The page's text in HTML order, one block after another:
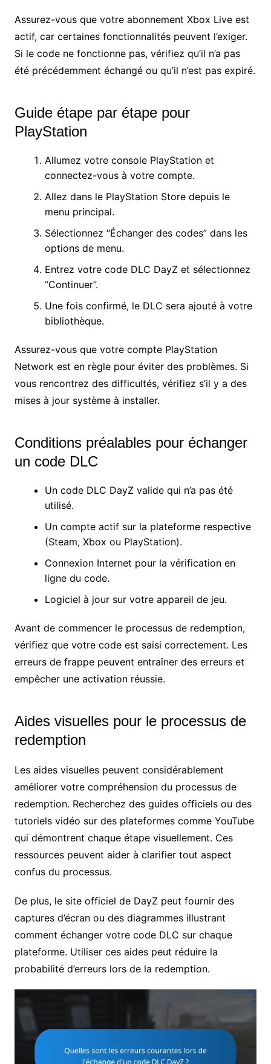
Assurez-vous que votre abonnement Xbox Live est
actif, car certaines fonctionnalités peuvent l’exiger.
Si le code ne fonctionne pas, vérifiez qu’il n’a pas
été précédemment échangé ou qu’il n’est pas expiré.
Guide étape par étape pour
PlayStation
Allumez votre console PlayStation et
connectez-vous à votre compte.
Allez dans le PlayStation Store depuis le
menu principal.
Sélectionnez “Échanger des codes” dans les
options de menu.
Entrez votre code DLC DayZ et sélectionnez
“Continuer”.
Une fois confirmé, le DLC sera ajouté à votre
bibliothèque.
Assurez-vous que votre compte PlayStation
Network est en règle pour éviter des problèmes. Si
vous rencontrez des difficultés, vérifiez s’il y a des
mises à jour système à installer.
Conditions préalables pour échanger
un code DLC
Un code DLC DayZ valide qui n’a pas été
utilisé.
Un compte actif sur la plateforme respective
(Steam, Xbox ou PlayStation).
Connexion Internet pour la vérification en
ligne du code.
Logiciel à jour sur votre appareil de jeu.
Avant de commencer le processus de redemption,
vérifiez que votre code est saisi correctement. Les
erreurs de frappe peuvent entraîner des erreurs et
empêcher une activation réussie.
Aides visuelles pour le processus de
redemption
Les aides visuelles peuvent considérablement
améliorer votre compréhension du processus de
redemption. Recherchez des guides officiels ou des
tutoriels vidéo sur des plateformes comme YouTube
qui démontrent chaque étape visuellement. Ces
ressources peuvent aider à clarifier tout aspect
confus du processus.
De plus, le site officiel de DayZ peut fournir des
captures d’écran ou des diagrammes illustrant
comment échanger votre code DLC sur chaque
plateforme. Utiliser ces aides peut réduire la
probabilité d’erreurs lors de la redemption.